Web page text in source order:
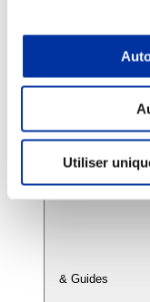
Utiliser
Juste
Info-veille
& Guides